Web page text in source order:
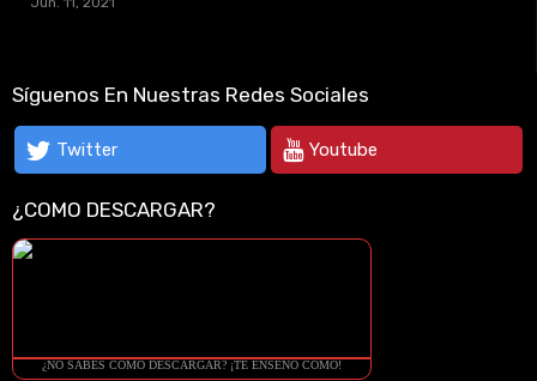
Síguenos En Nuestras Redes Sociales
Twitter Youtube
¿COMO DESCARGAR?
¿NO SABES COMO DESCARGAR? ¡TE ENSEÑO COMO!